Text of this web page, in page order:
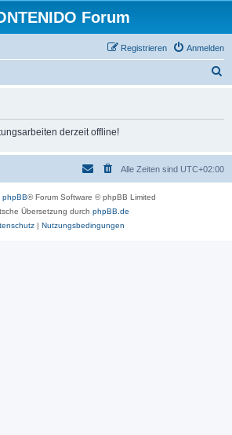
Forum
Anmelden
Registrieren
derzeit offline!
Alle Zeiten sind UTC+02:00
phpBB® Forum Software © phpBB Limited
Übersetzung durch phpBB.de
| Nutzungsbedingungen